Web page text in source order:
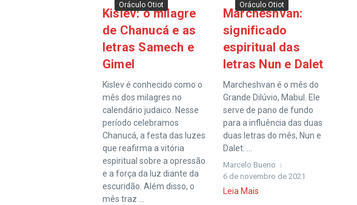
Oráculo Otiot
Kislev: o milagre
de Chanucá e as
letras Samech e
Gimel
Kislev é conhecido como o
mês dos milagres no
calendário judaico. Nesse
período celebramos
Chanucá, a festa das luzes
que reafirma a vitória
espiritual sobre a opressão
e a força da luz diante da
escuridão. Além disso, o
mês traz ...
Oráculo Otiot
Marcheshvan:
significado
espiritual das
letras Nun e Dalet
Marcheshvan é o mês do
Grande Dilúvio, Mabul. Ele
serve de pano de fundo
para a influência das duas
duas letras do mês, Nun e
Dalet. ...
Marcelo Bueno
6 de novembro de 2021
Leia Mais